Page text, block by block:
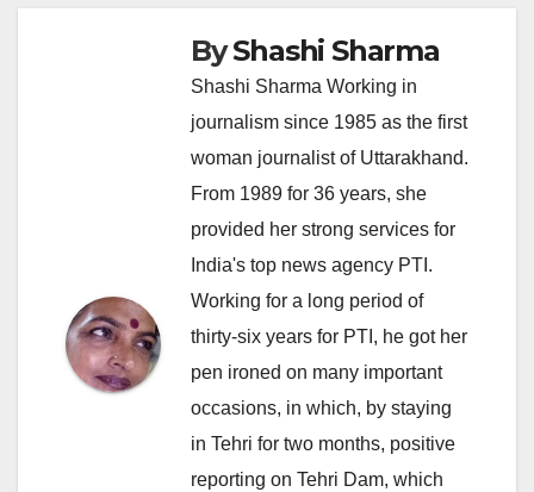
ByShashi Sharma
Shashi Sharma Working in
journalism since 1985 as the first
woman journalist of Uttarakhand.
From 1989 for 36 years, she
provided her strong services for
India's top news agency PTI.
Working for a long period of
thirty-six years for PTI, he got her
pen ironed on many important
occasions, in which, by staying
in Tehri for two months, positive
reporting on Tehri Dam, which